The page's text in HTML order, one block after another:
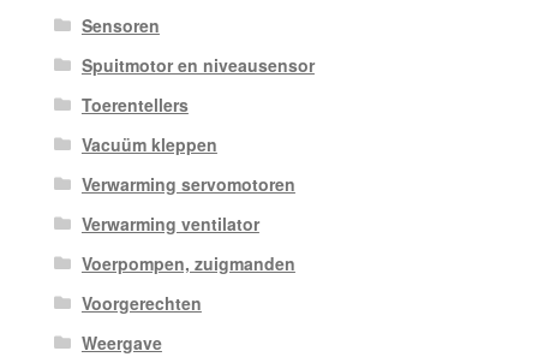
Sensoren
Spuitmotor en niveausensor
Toerentellers
Vacuüm kleppen
Verwarming servomotoren
Verwarming ventilator
Voerpompen, zuigmanden
Voorgerechten
Weergave